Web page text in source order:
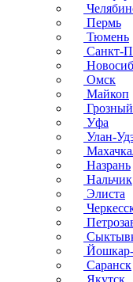
Пермь
Тюмень
Санкт-
Омск
Майкоп
Грозный
Уфа
Улан-
Назрань
Нальчик
Элиста
Саранск
Якутск